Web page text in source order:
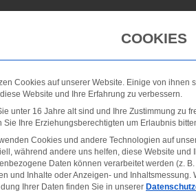
Galerie
COOKIES
Cookies auf unserer Website. Einige von ihnen
Website und Ihre Erfahrung zu verbessern.
unter 16 Jahre alt sind und Ihre Zustimmung zu
Sie Ihre Erziehungsberechtigten um Erlaubnis
Cookies und andere Technologien auf
während andere uns helfen, diese Website und
Daten können verarbeitet werden (z.
und Inhalte oder Anzeigen- und Inhaltsmessung.
Ihrer Daten finden Sie in unserer